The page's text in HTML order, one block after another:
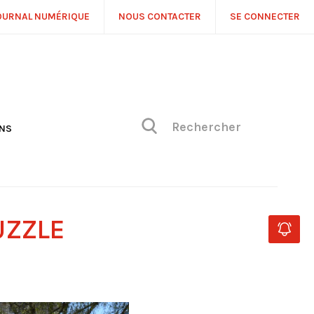
NUMÉRIQUE NOUS CONTACTER SE CONNECTER